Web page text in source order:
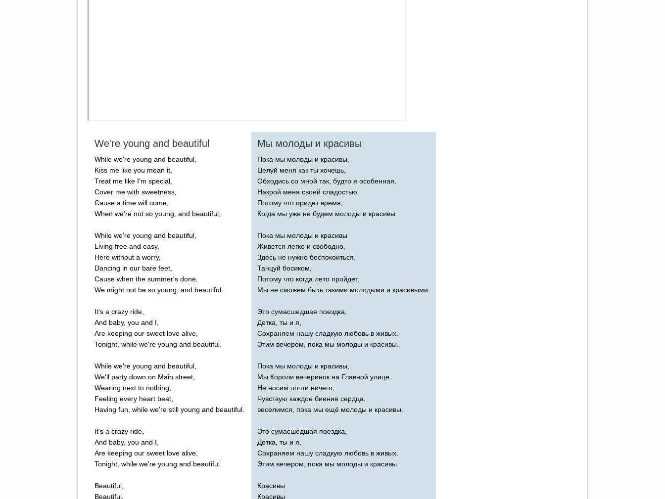
We're young and beautiful
While we're young and beautiful
Kiss me like you mean it
Treat me like I'm special
Cover me with sweetness
Cause a time will come
When we're not so young and beautiful
While we're young and beautiful
Living free and easy,
Here without a worry,
Dancing in our bare feet
Cause when the summer's done
We might not be so young and beautiful
It's a crazy ride
And baby, you and I
Are keeping our sweet love alive
Tonight while we're young and beautiful
While we're young and beautiful
We'll party down on Main street
Wearing next to nothing
Feeling every heart beat
Having fun while we're still young and beautiful
It's a crazy ride
And baby, you and I
Are keeping our sweet love alive
Tonight while we're young and beautiful
Beautiful
Beautiful
Мы молоды и красивы
Пока мы молоды и красивы,
Целуй меня как ты хочешь,
Обходись со мной так, будто я особенная,
Накрой меня своей сладостью.
Потому что придет время,
Когда мы уже не будем молоды и красивы.
Пока мы молоды и красивы
Живется легко и свободно,
Здесь не нужно беспокоиться,
Танцуй босиком,
Потому что когда лето пройдет,
Мы не сможем быть такими молодыми и красивыми.
Это сумасшедшая поездка,
Детка, ты и я,
Сохраняем нашу сладкую любовь в живых.
Этим вечером, пока мы молоды и красивы.
Пока мы молоды и красивы,
Мы Короли вечеринок на Главной улице.
Не носим почти ничего,
Чувствую каждое биение сердца,
веселимся, пока мы ещё молоды и красивы.
Это сумасшедшая поездка,
Детка, ты и я,
Сохраняем нашу сладкую любовь в живых.
Этим вечером, пока мы молоды и красивы.
Красивы
Красивы